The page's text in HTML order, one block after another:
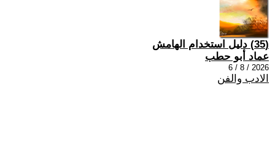
(35) دليل استخدام الهامش
عماد أبو حطب
2026 / 8 / 6
الادب والفن